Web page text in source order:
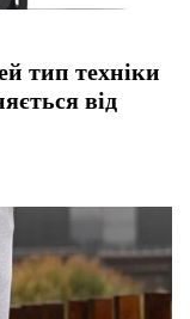
тип техніки
від